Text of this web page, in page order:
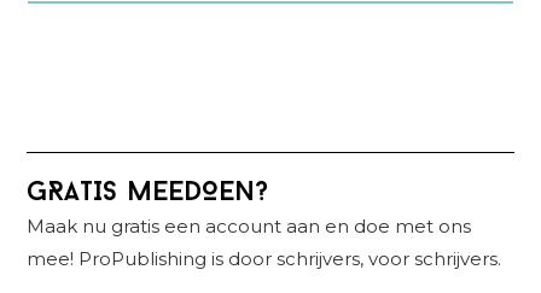
Primaire
Sidebar
GRATIS MEEDOEN?
Maak nu gratis een account aan en doe met ons
mee! ProPublishing is door schrijvers, voor schrijvers.